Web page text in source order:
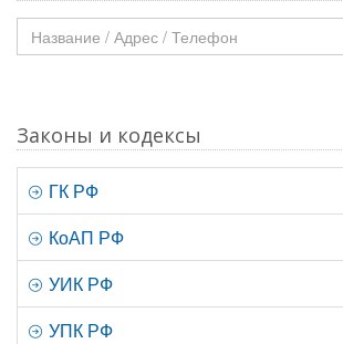
Законы и кодексы
ГК РФ
КоАП РФ
УИК РФ
УПК РФ